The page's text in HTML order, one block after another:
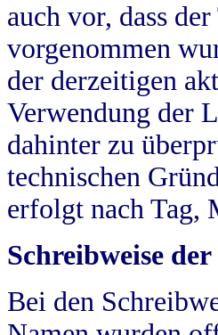
auch vor, dass
vorgenommen
der derzeitigen
Verwendung der
dahinter zu
technischen
erfolgt nach Tag,
Schreibweise
Bei den